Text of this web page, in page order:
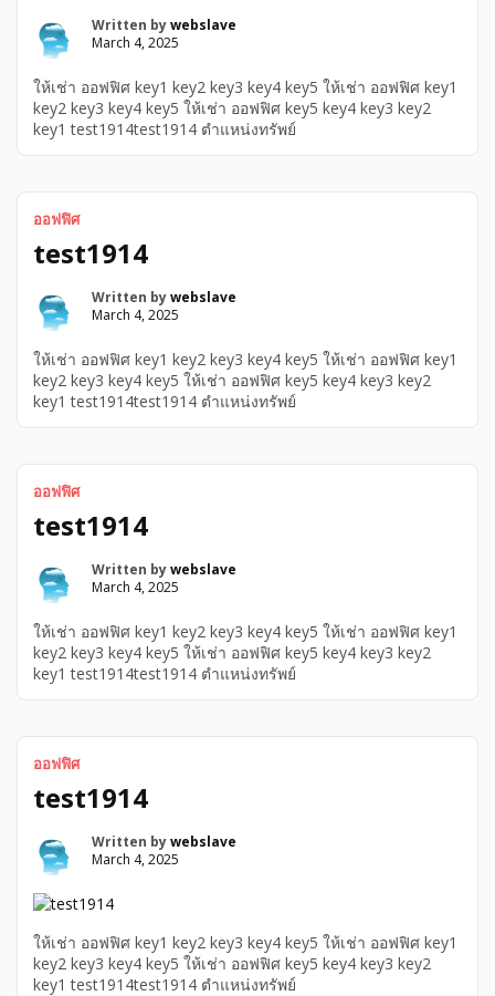
Written bywebslave
March 4, 2025
ให้เช่า ออฟฟิศ key1 key2 key3 key4 key5 ให้เช่า ออฟฟิศ key1
key2 key3 key4 key5 ให้เช่า ออฟฟิศ key5 key4 key3 key2
key1 test1914test1914 ตำแหน่งทรัพย์
ออฟฟิศ
test1914
Written bywebslave
March 4, 2025
ให้เช่า ออฟฟิศ key1 key2 key3 key4 key5 ให้เช่า ออฟฟิศ key1
key2 key3 key4 key5 ให้เช่า ออฟฟิศ key5 key4 key3 key2
key1 test1914test1914 ตำแหน่งทรัพย์
ออฟฟิศ
test1914
Written bywebslave
March 4, 2025
ให้เช่า ออฟฟิศ key1 key2 key3 key4 key5 ให้เช่า ออฟฟิศ key1
key2 key3 key4 key5 ให้เช่า ออฟฟิศ key5 key4 key3 key2
key1 test1914test1914 ตำแหน่งทรัพย์
ออฟฟิศ
test1914
Written bywebslave
March 4, 2025
ให้เช่า ออฟฟิศ key1 key2 key3 key4 key5 ให้เช่า ออฟฟิศ key1
key2 key3 key4 key5 ให้เช่า ออฟฟิศ key5 key4 key3 key2
key1 test1914test1914 ตำแหน่งทรัพย์